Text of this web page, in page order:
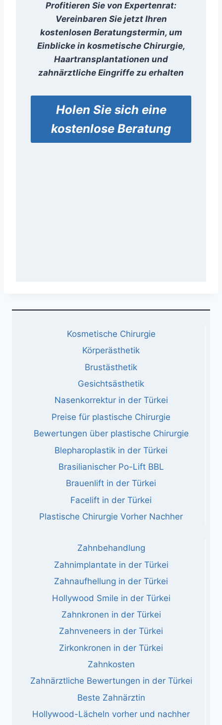
Profitieren Sie von Expertenrat:
Vereinbaren Sie jetzt Ihren
kostenlosen Beratungstermin, um
Einblicke in kosmetische Chirurgie,
Haartransplantationen und
zahnärztliche Eingriffe zu erhalten
Holen Sie sich eine
kostenlose Beratung
Kosmetische Chirurgie
Körperästhetik
Brustästhetik
Gesichtsästhetik
Nasenkorrektur in der Türkei
Preise für plastische Chirurgie
Bewertungen über plastische Chirurgie
Blepharoplastik in der Türkei
Brasilianischer Po-Lift BBL
Brauenlift in der Türkei
Facelift in der Türkei
Plastische Chirurgie Vorher Nachher
Zahnbehandlung
Zahnimplantate in der Türkei
Zahnaufhellung in der Türkei
Hollywood Smile in der Türkei
Zahnkronen in der Türkei
Zahnveneers in der Türkei
Zirkonkronen in der Türkei
Zahnkosten
Zahnärztliche Bewertungen in der Türkei
Beste Zahnärztin
Hollywood-Lächeln vorher und nachher